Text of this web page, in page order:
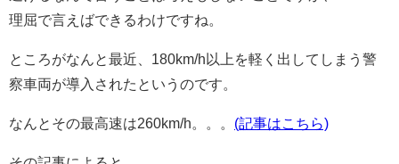
理屈で言えばできるわけですね。
ところがなんと最近、180km/h以上を軽く出してしまう警
察車両が導入されたというのです。
なんとその最高速は260km/h。。。 (記事はこちら)